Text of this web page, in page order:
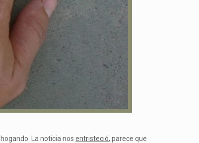
La noticia nosentristeció, parece que